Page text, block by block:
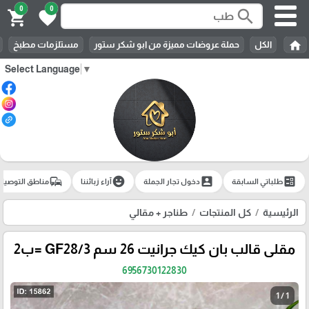
Select Language ▼
search
0
favorite
0
shopping_cart
home الكل حملة عروضات مميزة من ابو شكر ستور مستلزمات مطبخ
ballotطلباتي السابقة account_boxدخول تجار الجملة emoji_emotionsآراء زبائننا commuteمناطق
الرئيسية كل المنتجات طناجر + مقالي
مقلى قالب بان كيك جرانيت 26 سم GF28/3 =ب2
6956730122830
1 / 1